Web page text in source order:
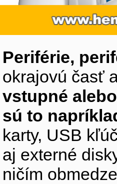
Periférie,
okrajovú časť
vstupné
sú to
karty, USB
aj externé
ničím